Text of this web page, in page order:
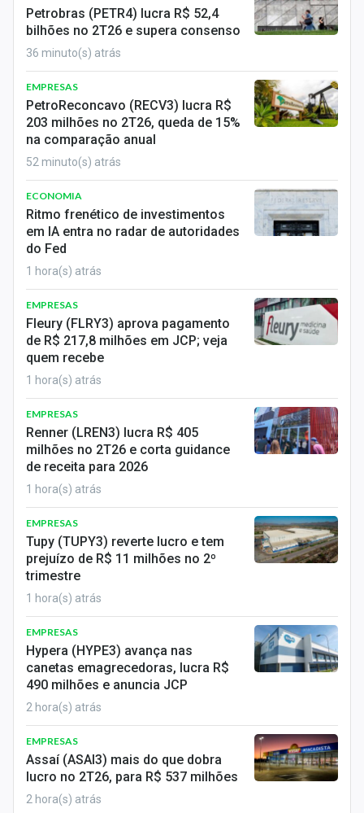
Economia
Brasil
Política
Colunas
Especiais
Internacional
Marketing
Tecnologia
Conteúdo de Marca
Sobre
Expediente
Contato
Petrobras (PETR4) lucra R$ 52,4
bilhões no 2T26 e supera consenso
36 minuto(s) atrás
EMPRESAS
PetroReconcavo (RECV3) lucra R$
203 milhões no 2T26, queda de 15%
na comparação anual
52 minuto(s) atrás
ECONOMIA
Ritmo frenético de investimentos
em IA entra no radar de autoridades
do Fed
1 hora(s) atrás
EMPRESAS
Fleury (FLRY3) aprova pagamento
de R$ 217,8 milhões em JCP; veja
quem recebe
1 hora(s) atrás
EMPRESAS
Renner (LREN3) lucra R$ 405
milhões no 2T26 e corta guidance
de receita para 2026
1 hora(s) atrás
EMPRESAS
Tupy (TUPY3) reverte lucro e tem
prejuízo de R$ 11 milhões no 2º
trimestre
1 hora(s) atrás
EMPRESAS
Hypera (HYPE3) avança nas
canetas emagrecedoras, lucra R$
490 milhões e anuncia JCP
2 hora(s) atrás
EMPRESAS
Assaí (ASAI3) mais do que dobra
lucro no 2T26, para R$ 537 milhões
2 hora(s) atrás